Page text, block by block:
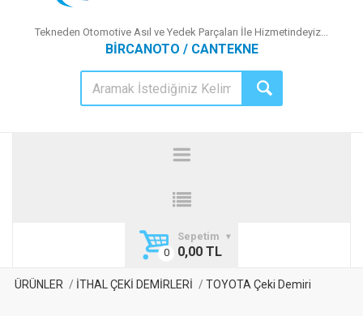
Tekneden Otomotive Asıl ve Yedek Parçaları İle Hizmetindeyiz...
BİRCANOTO / CANTEKNE
Sepetim
0,00 TL
ÜRÜNLER İTHAL ÇEKİ DEMİRLERİ TOYOTA Çeki Demiri